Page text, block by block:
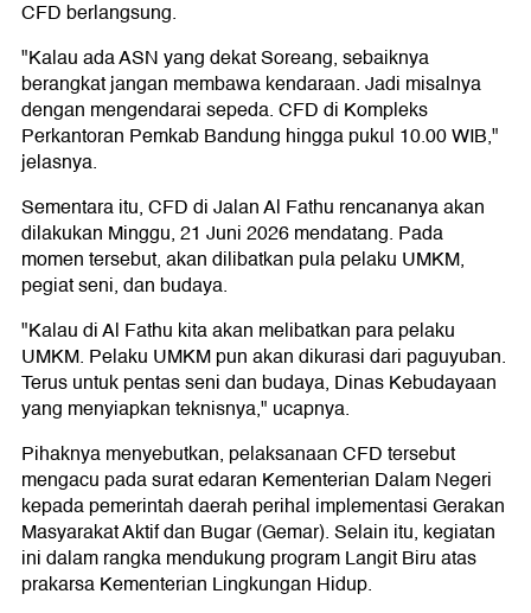
CFD berlangsung.
"Kalau ada ASN yang dekat Soreang, sebaiknya
berangkat jangan membawa kendaraan. Jadi misalnya
dengan mengendarai sepeda. CFD di Kompleks
Perkantoran Pemkab Bandung hingga pukul 10.00 WIB,"
jelasnya.
Sementara itu, CFD di Jalan Al Fathu rencananya akan
dilakukan Minggu, 21 Juni 2026 mendatang. Pada
momen tersebut, akan dilibatkan pula pelaku UMKM,
pegiat seni, dan budaya.
"Kalau di Al Fathu kita akan melibatkan para pelaku
UMKM. Pelaku UMKM pun akan dikurasi dari paguyuban.
Terus untuk pentas seni dan budaya, Dinas Kebudayaan
yang menyiapkan teknisnya," ucapnya.
Pihaknya menyebutkan, pelaksanaan CFD tersebut
mengacu pada surat edaran Kementerian Dalam Negeri
kepada pemerintah daerah perihal implementasi Gerakan
Masyarakat Aktif dan Bugar (Gemar). Selain itu, kegiatan
ini dalam rangka mendukung program Langit Biru atas
prakarsa Kementerian Lingkungan Hidup.